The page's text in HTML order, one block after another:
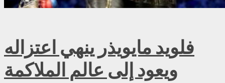
فلويد مايويذر ينهي اعتزاله
ويعود إلى عالم الملاكمة